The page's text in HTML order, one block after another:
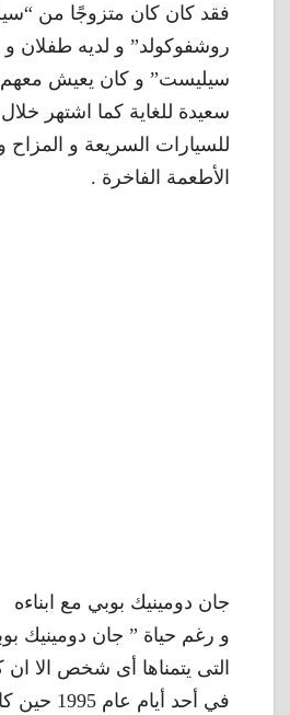
فقد كان كان متزوجًا من
روشفوكولد” و لديه طفلان و
سيليست” و كان يعيش معهم
سعيدة للغاية كما اشتهر خلال
للسيارات السريعة و المزاح و
الأطعمة الفاخرة .
جان دومينيك بوبي مع ابناءه
و رغم حياة ” جان دومينيك
التى يتمناها أى شخص الا
في أحد أيام